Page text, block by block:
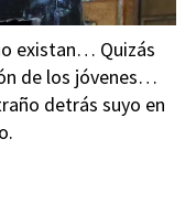
existan… Quizás
de los jóvenes…
detrás suyo en